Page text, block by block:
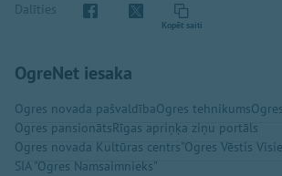
Dalīties
Kopēt saiti
OgreNet iesaka
Ogres novada pašvaldībaOgres tehnikums
Ogres pansionātsRīgas apriņķa ziņu portāls
Ogres novada Kultūras centrs"Ogres Vēstis
SIA "Ogres Namsaimnieks"